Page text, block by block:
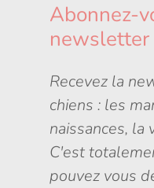
Abonnez-
newsletter
Recevez la
chiens : les
naissances, la
C'est
pouvez vous